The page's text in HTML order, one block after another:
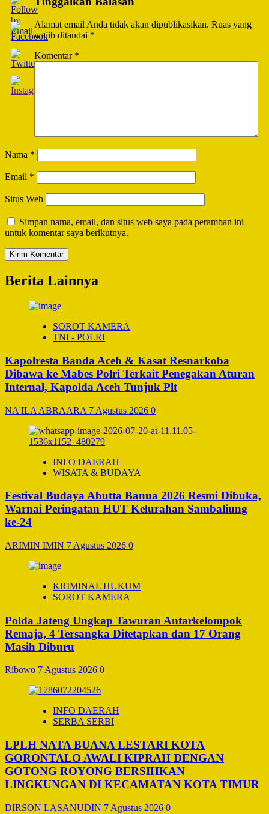
Alamat email Anda tidak akan dipublikasikan. Ruas yang
wajib ditandai *
Komentar *
Nama *
Email *
Situs Web
Simpan nama, email, dan situs web saya pada peramban ini
untuk komentar saya berikutnya.
Berita Lainnya
SOROT KAMERA
TNI - POLRI
Kapolresta Banda Aceh & Kasat Resnarkoba
Dibawa ke Mabes Polri Terkait Penegakan Aturan
Internal, Kapolda Aceh Tunjuk Plt
NA'ILA ABRAARA 7 Agustus 2026 0
INFO DAERAH
WISATA & BUDAYA
Festival Budaya Abutta Banua 2026 Resmi Dibuka,
Warnai Peringatan HUT Kelurahan Sambaliung
ke-24
ARIMIN IMIN 7 Agustus 2026 0
KRIMINAL HUKUM
SOROT KAMERA
Polda Jateng Ungkap Tawuran Antarkelompok
Remaja, 4 Tersangka Ditetapkan dan 17 Orang
Masih Diburu
Ribowo 7 Agustus 2026 0
INFO DAERAH
SERBA SERBI
LPLH NATA BUANA LESTARI KOTA
GORONTALO AWALI KIPRAH DENGAN
GOTONG ROYONG BERSIHKAN
LINGKUNGAN DI KECAMATAN KOTA TIMUR
DIRSON LASANUDIN 7 Agustus 2026 0